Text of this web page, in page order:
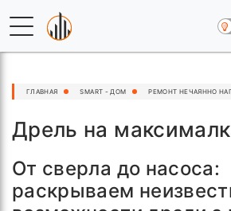
ГЛАВНАЯ SMART - ДОМ РЕМОНТ НЕЧАЯННО
Дрель на
От сверла до насоса:
раскрываем